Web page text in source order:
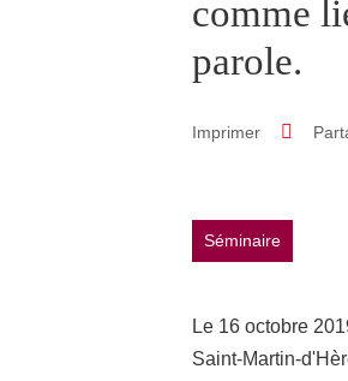
comme
parole.
Imprimer
Séminaire
Le 16 octobre
Saint-Martin-